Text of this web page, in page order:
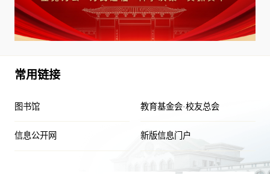
常用链接
图书馆 教育基金会·校友总会
信息公开网 新版信息门户